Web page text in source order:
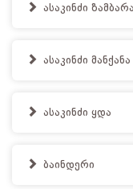
ასაკინძი ზამბარა
ასაკინძი მანქანა
ასაკინძი ყდა
ბაინდერი